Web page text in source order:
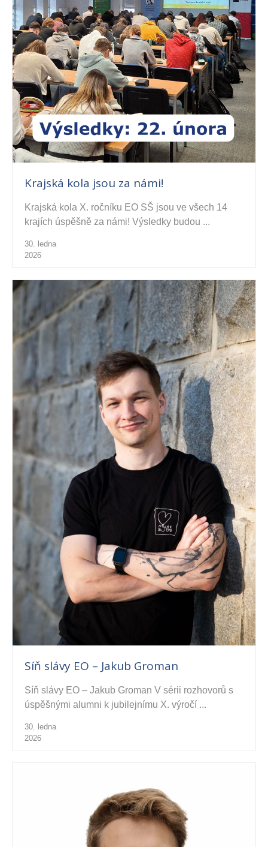
Krajská kola jsou za námi!
Krajská kola X. ročníku EO SŠ jsou ve všech 14
krajích úspěšně za námi! Výsledky budou ...
30. ledna
2026
Síň slávy EO – Jakub Groman
Síň slávy EO – Jakub Groman V sérii rozhovorů s
úspěšnými alumni k jubilejnímu X. výročí ...
30. ledna
2026